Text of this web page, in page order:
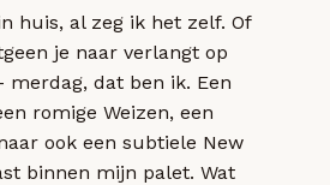
huis, al zeg ik het zelf. Of
je naar verlangt op
merdag, dat ben ik. Een
romige Weizen, een
ook een subtiele New
binnen mijn palet. Wat